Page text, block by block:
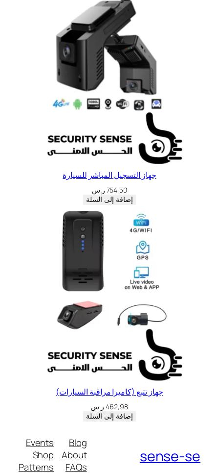
جهاز التسجيل المباشر للسيارة
754,50 ر.س
إضافة إلى السلة
جهاز تتبع (كاميرا مراقبة السيارات)
462,98 ر.س
إضافة إلى السلة
sense-se
Blog
About
FAQs
Events
Shop
Patterns